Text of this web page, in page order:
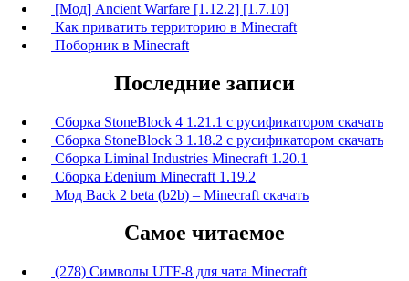
[Мод] Ancient Warfare [1.12.2] [1.7.10]
Как приватить территорию в Minecraft
Поборник в Minecraft
Последние записи
Сборка StoneBlock 4 1.21.1 с русификатором скачать
Сборка StoneBlock 3 1.18.2 с русификатором скачать
Сборка Liminal Industries Minecraft 1.20.1
Сборка Edenium Minecraft 1.19.2
Мод Back 2 beta (b2b) – Minecraft скачать
Самое читаемое
(278) Символы UTF-8 для чата Minecraft